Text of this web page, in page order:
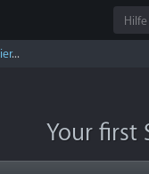
Hilfe
...
Your first